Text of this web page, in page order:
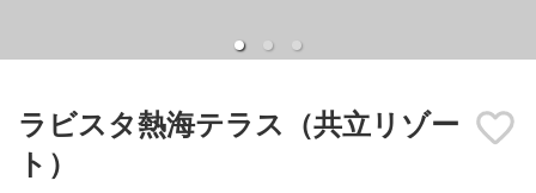
ラビスタ熱海テラス（共立リゾー
ト）